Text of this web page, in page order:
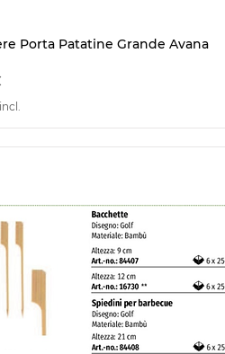
Visualização rápida
Porta Patatine Grande Avana